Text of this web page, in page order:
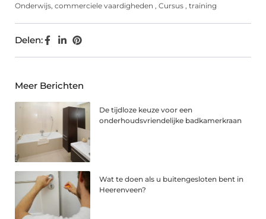
Onderwijs, commerciele vaardigheden , Cursus , training
Delen:
Meer Berichten
De tijdloze keuze voor een
onderhoudsvriendelijke badkamerkraan
Wat te doen als u buitengesloten bent in
Heerenveen?